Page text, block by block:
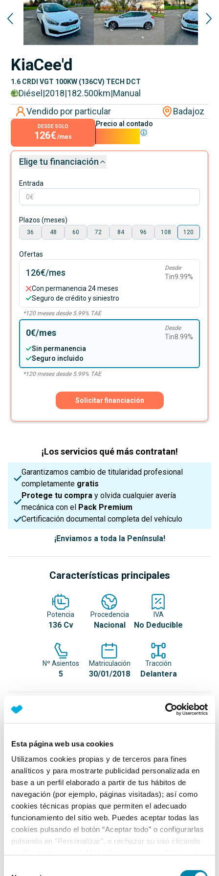
Esta página web usa cookies
Utilizamos cookies propias y de terceros para fines
analíticos y para mostrarte publicidad personalizada en
base a un perfil elaborado a partir de tus hábitos de
navegación (por ejemplo, páginas visitadas); así como
cookies técnicas propias que permiten el adecuado
funcionamiento del sitio web. Puedes aceptar todas las
cookies pulsando el botón “Aceptar todo” o configurarlas
pulsando en “Personalizar”, o rechazar su uso clicando
Reservado
KiaCee'd
1.6 CRDI VGT 100KW (136CV) TECH DCT
Diésel |2018|182.500km|Manual
Vendido por particular
Badajoz
DESDE SOLO
126€ /mes
Precio al contado
Elige tu financiación
Entrada
Plazos (meses)
36 48 60 72 84 96 108 120
Ofertas
126€/mes Desde
Tin9.99%
Con permanencia 24 meses
Seguro de crédito y siniestro
*120meses desde 5.99% TAE
0€/mes Desde
Tin8.99%
Sin permanencia
Seguro incluido
*120meses desde 5.99% TAE
Solicitar financiación
¡Los servicios qué más contratan!
Garantizamos cambio de titularidad profesional
completamente gratis
Protege tu compra y olvida cualquier avería
mecánica con el Pack Premium
Certificación documental completa del vehículo
¡Enviamos a toda la Península!
Características principales
Potencia
136 Cv
Procedencia
Nacional
IVA
No Deducible
Nº Asientos
5
Matriculación
30/01/2018
Tracción
Delantera
navegador
Sensores de aparcamiento traseros
Sistema de navegación integrado
+ Ver todos
Ficha técnica
Exterior